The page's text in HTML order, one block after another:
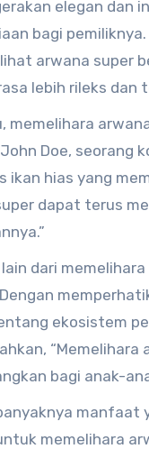
elegan dan
bagi
arwana super
lebih rileks dan
memelihara
Doe, seorang
ikan hias yang
dapat terus
dari
ekosistem
bagi anak-
manfaat
memelihara